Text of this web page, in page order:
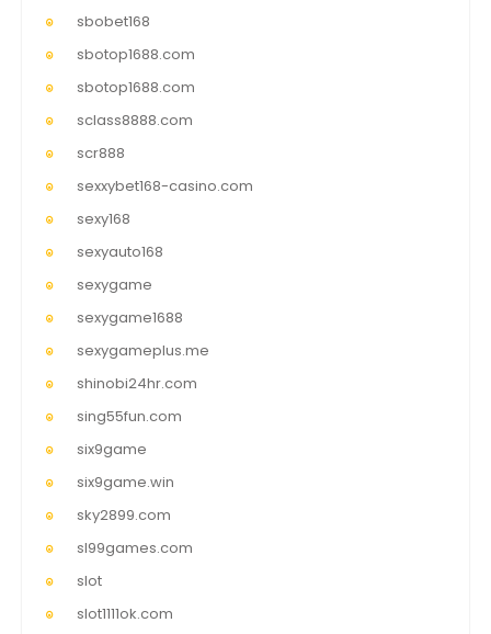
sbobet168
sbotop1688.com
sbotop1688.com
sclass8888.com
scr888
sexxybet168-casino.com
sexy168
sexyauto168
sexygame
sexygame1688
sexygameplus.me
shinobi24hr.com
sing55fun.com
six9game
six9game.win
sky2899.com
sl99games.com
slot
slot1111ok.com